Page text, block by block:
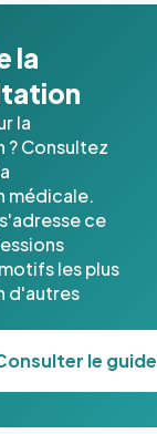
la
la
Consultez
médicale.
ce
les plus
d'autres
le guide